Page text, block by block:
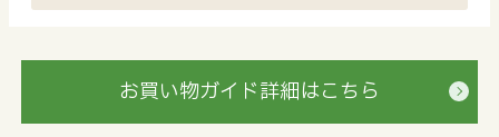
お買い物ガイド詳細はこちら